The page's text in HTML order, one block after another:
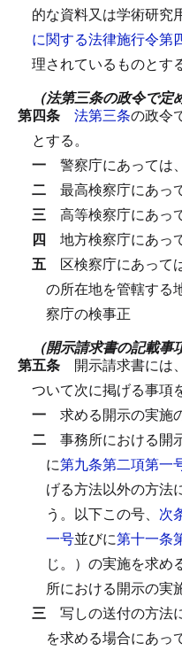
的な資料又は学術研究
に関する法律施行令第
理されているものとする
（法第三条の政令で定
第四条 法第三条の政令
とする。
一 警察庁にあっては
二 最高検察庁にあっ
三 高等検察庁にあっ
四 地方検察庁にあっ
五 区検察庁にあって
の所在地を管轄する
察庁の検事正
（開示請求書の記載事
第五条 開示請求書には
ついて次に掲げる事項
一 求める開示の実施
二 事務所における開
に第九条第二項第一
げる方法以外の方法
う。以下この号、 次
一号並びに第十一条
じ。）の実施を求め
所における開示の実
三 写しの送付の方法
を求める場合にあっ